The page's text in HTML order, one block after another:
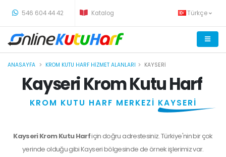
546 604 44 42 Katalog Türkçe
ANASAYFA KROM KUTU HARF HIZMET ALANLARI KAYSERI
Kayseri Krom Kutu Harf
KROM KUTU HARF MERKEZİ KAYSERİ
Kayseri Krom Kutu Harfiçin doğru adrestesiniz. Türkiye'nin bir çok
yerinde olduğu gibi Kayseri bölgesinde de örnek işlerimiz var.